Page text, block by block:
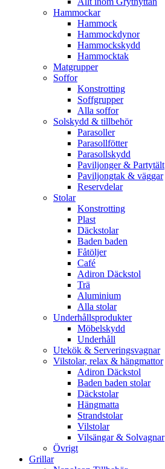
Hammockar
Hammock
Hammockdynor
Hammockskydd
Hammocktak
Matgrupper
Soffor
Konstrotting
Soffgrupper
Alla soffor
Solskydd & tillbehör
Parasoller
Parasollfötter
Parasollskydd
Paviljonger & Partytält
Paviljongtak & väggar
Reservdelar
Stolar
Konstrotting
Plast
Däckstolar
Baden baden
Fåtöljer
Café
Adiron Däckstol
Trä
Aluminium
Alla stolar
Underhållsprodukter
Möbelskydd
Underhåll
Utekök & Serveringsvagnar
Vilstolar, relax & hängmattor
Adiron Däckstol
Baden baden stolar
Däckstolar
Hängmatta
Strandstolar
Vilstolar
Vilsängar & Solvagnar
Övrigt
Grillar